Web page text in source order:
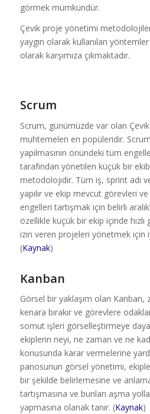
görmek mümkündür.
Çevik proje yönetimi
yaygın olarak kullanılan yöntemler
olarak karşımıza çıkmaktadır.
Scrum
Scrum, günümüzde var olan
muhtemelen en popüleridir.
yapılmasının önündeki tüm
tarafından yönetilen küçük bir
metodolojidir. Tüm iş, sprint adı
yapılır ve ekip mevcut görevleri ve
engelleri tartışmak için belirli
özellikle küçük bir ekip içinde
izin veren projeleri yönetmek için
(Kaynak)
Kanban
Görsel bir yaklaşım olan Kanban,
kenara bırakır ve görevlere
somut işleri görselleştirmeye
ekiplerin neyi, ne zaman ve ne
konusunda karar vermelerine
panosunun görsel yönetimi,
bir şekilde belirlemesine ve
tartışmasına ve bunları aşma
yapmasına olanak tanır. (Kaynak)